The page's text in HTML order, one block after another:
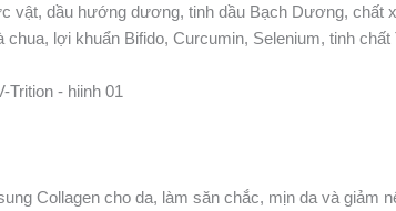
dầu hướng dương, tinh dầu Bạch Dương, chất
lợi khuẩn Bifido, Curcumin, Selenium, tinh chất
Collagen cho da, làm săn chắc, mịn da và giảm